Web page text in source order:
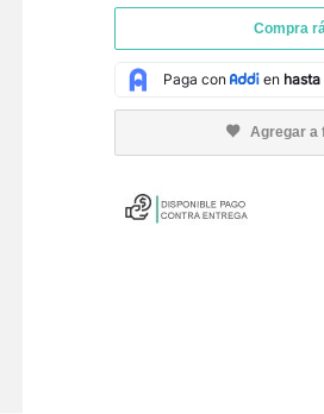
Compra
Agregar a